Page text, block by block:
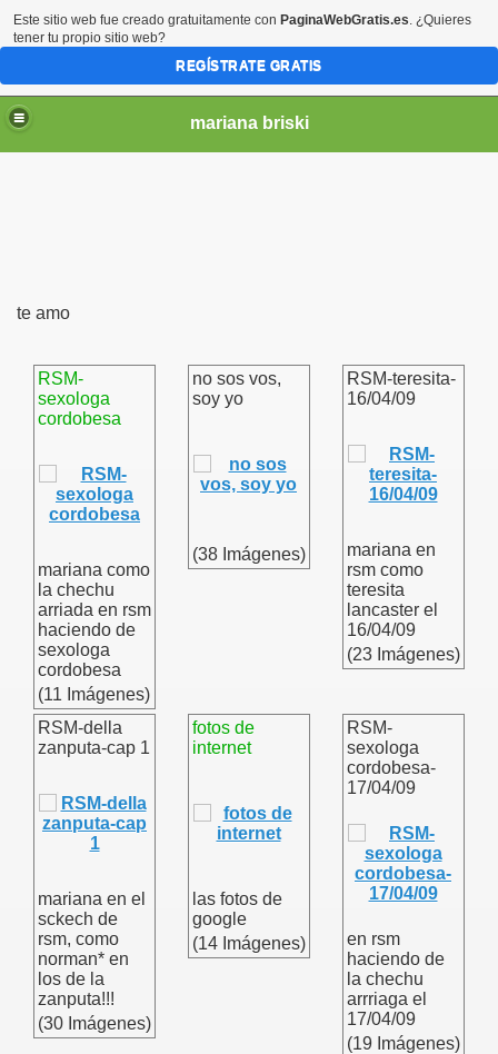
mariana briski
te amo
RSM-
sexologa
cordobesa
mariana como
la chechu
arriada en rsm
haciendo de
sexologa
cordobesa
(11 Imágenes)
no sos vos,
soy yo
(38 Imágenes)
RSM-teresita-
16/04/09
mariana en
rsm como
teresita
lancaster el
16/04/09
(23 Imágenes)
RSM-della
zanputa-cap 1
mariana en el
sckech de
rsm, como
norman* en
los de la
zanputa!!!
(30 Imágenes)
fotos de
internet
las fotos de
google
(14 Imágenes)
RSM-
sexologa
cordobesa-
17/04/09
en rsm
haciendo de
la chechu
arrriaga el
17/04/09
(19 Imágenes)
Este sitio web fue creado gratuitamente con PaginaWebGratis.es. ¿Quieres
tener tu propio sitio web?
REGÍSTRATE GRATIS